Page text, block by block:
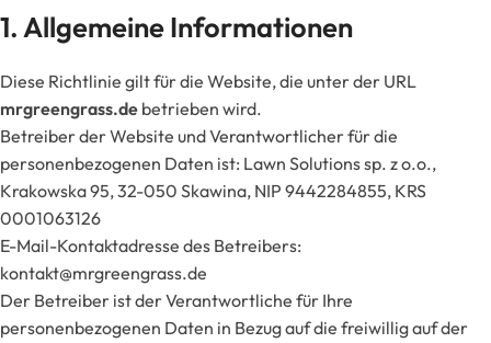
1. Allgemeine Informationen
Diese Richtlinie gilt für die Website, die unter der URL
mrgreengrass.de betrieben wird.
Betreiber der Website und Verantwortlicher für die
personenbezogenen Daten ist: Lawn Solutions sp. z o.o.,
Krakowska 95, 32-050 Skawina, NIP 9442284855, KRS
0001063126
E-Mail-Kontaktadresse des Betreibers:
kontakt@mrgreengrass.de
Der Betreiber ist der Verantwortliche für Ihre
personenbezogenen Daten in Bezug auf die freiwillig auf der